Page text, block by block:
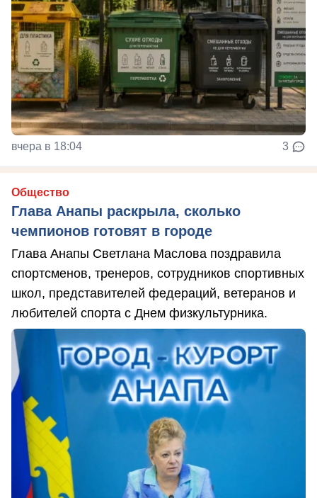
вчера в 18:04 3
Общество
Глава Анапы раскрыла, сколько
чемпионов готовят в городе
Глава Анапы Светлана Маслова поздравила
спортсменов, тренеров, сотрудников спортивных
школ, представителей федераций, ветеранов и
любителей спорта с Днем физкультурника.